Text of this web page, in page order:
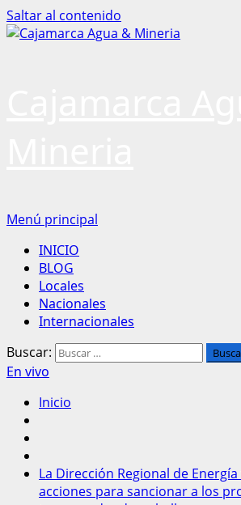
Saltar al contenido
Menú principal
INICIO
BLOG
Locales
Nacionales
Internacionales
Buscar:
En vivo
Inicio
La Dirección Regional de
acciones para sancionar a los